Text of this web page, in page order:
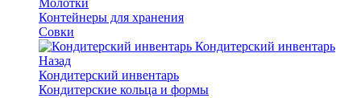
Контейнеры для хранения
Совки
Кондитерский инвентарь
Назад
Кондитерский инвентарь
Кондитерские кольца и формы